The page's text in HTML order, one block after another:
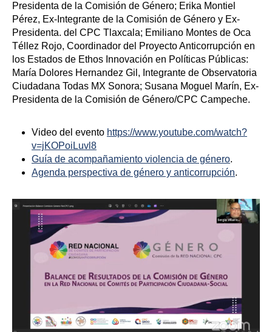
Presidenta de la Comisión de Género; Erika Montiel
Pérez, Ex-Integrante de la Comisión de Género y Ex-
Presidenta. del CPC Tlaxcala; Emiliano Montes de Oca
Téllez Rojo, Coordinador del Proyecto Anticorrupción en
los Estados de Ethos Innovación en Políticas Públicas:
María Dolores Hernandez Gil, Integrante de Observatoria
Ciudadana Todas MX Sonora; Susana Moguel Marín, Ex-
Presidenta de la Comisión de Género/CPC Campeche.
Video del evento https://www.youtube.com/watch?
v=jKOPoiLuvl8
Guía de acompañamiento violencia de género.
Agenda perspectiva de género y anticorrupción.